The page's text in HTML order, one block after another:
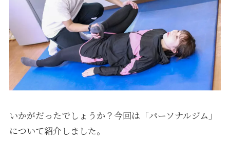
いかがだったでしょうか？今回は「パーソナルジム」
について紹介しました。